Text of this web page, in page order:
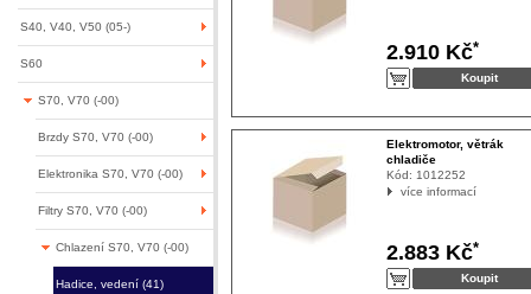
S40, V40, V50 (05-)
S60
S70, V70 (-00)
Brzdy S70, V70 (-00)
Elektronika S70, V70 (-00)
Filtry S70, V70 (-00)
Chlazení S70, V70 (-00)
Hadice, vedení (41)
2.910 Kč*
Elektromotor, větrák
chladiče
Kód: 1012252
více informací
2.883 Kč*